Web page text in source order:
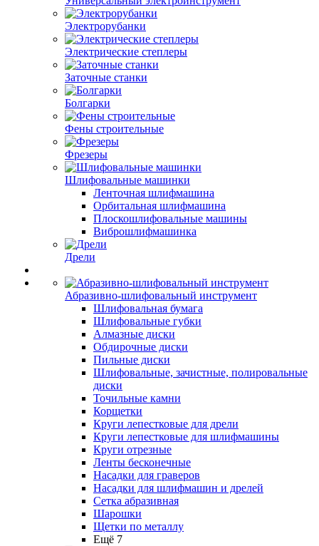
Электрорубанки
Электрические степлеры
Заточные станки
Болгарки
Фены строительные
Фрезеры
Шлифовальные машинки
Ленточная шлифмашина
Орбитальная шлифмашина
Плоскошлифовальные машины
Виброшлифмашинка
Дрели
Абразивно-шлифовальный инструмент
Шлифовальная бумага
Шлифовальные губки
Алмазные диски
Обдирочные диски
Пильные диски
Шлифовальные, зачистные, полировальные
диски
Точильные камни
Корщетки
Круги лепестковые для дрели
Круги лепестковые для шлифмашины
Круги отрезные
Ленты бесконечные
Насадки для граверов
Насадки для шлифмашин и дрелей
Сетка абразивная
Шарошки
Щетки по металлу
Ещё 7